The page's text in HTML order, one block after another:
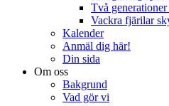
Två
Vackra fjärilar
Kalender
Anmäl dig här!
Din sida
Om oss
Bakgrund
Vad gör vi